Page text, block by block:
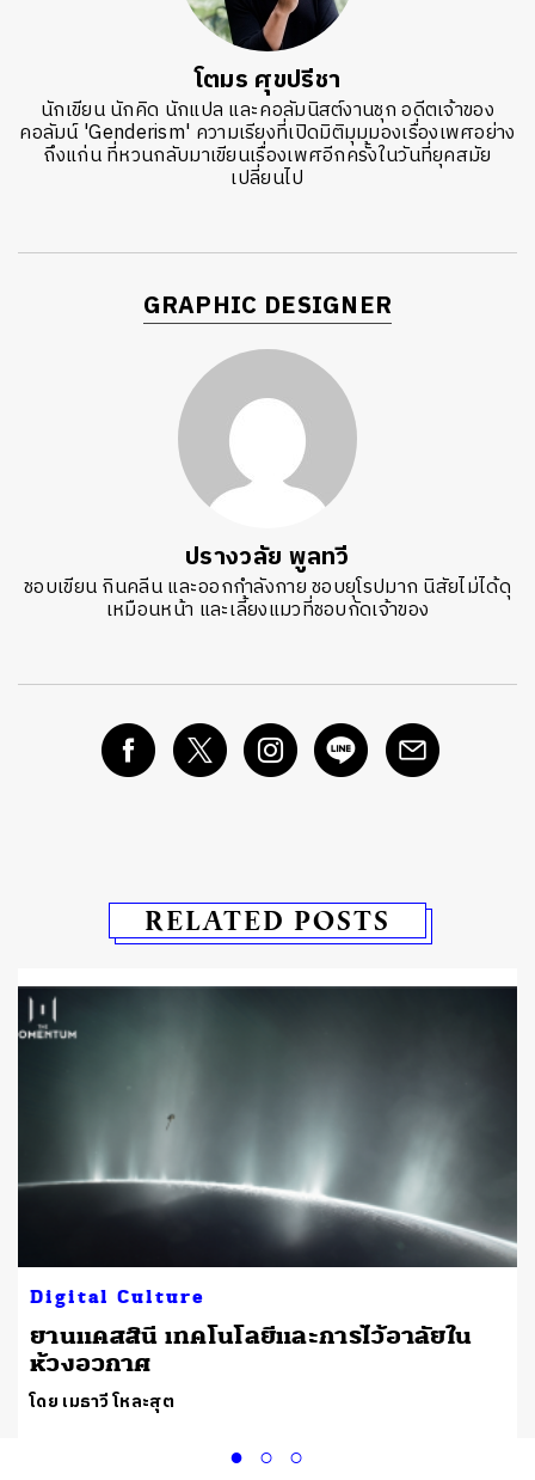
โตมร ศุขปรีชา
นักเขียน นักคิด นักแปล และคอลัมนิสต์งานชุก อดีตเจ้าของ
คอลัมน์ 'Genderism' ความเรียงที่เปิดมิติมุมมองเรื่องเพศอย่าง
ถึงแก่น ที่หวนกลับมาเขียนเรื่องเพศอีกครั้งในวันที่ยุคสมัย
เปลี่ยนไป
GRAPHIC DESIGNER
ปรางวลัย พูลทวี
ชอบเขียน กินคลีน และออกกำลังกาย ชอบยุโรปมาก นิสัยไม่ได้ดุ
เหมือนหน้า และเลี้ยงแมวที่ชอบกัดเจ้าของ
RELATED POSTS
Digital Culture
ยานแคสสินี เทคโนโลยีและการไว้อาลัยใน
ห้วงอวกาศ
โดย เมธาวี โหละสุต